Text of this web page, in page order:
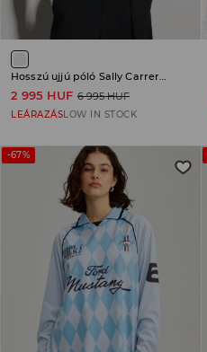
Hosszú ujjú póló Sally Carrera Cars
2 995 HUF 6 995 HUF
LEÁRAZÁSLOW IN STOCK
-67%